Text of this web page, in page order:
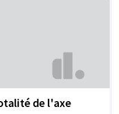
de l'axe